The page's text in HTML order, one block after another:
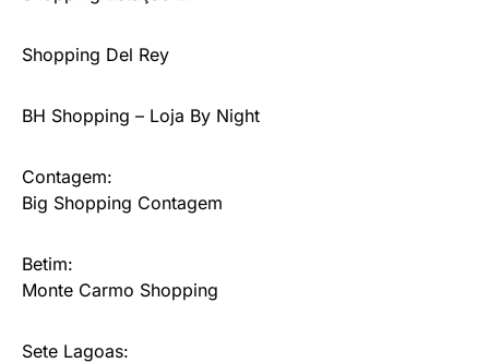
Shopping Del Rey
BH Shopping – Loja By Night
Contagem:
Big Shopping Contagem
Betim:
Monte Carmo Shopping
Sete Lagoas: